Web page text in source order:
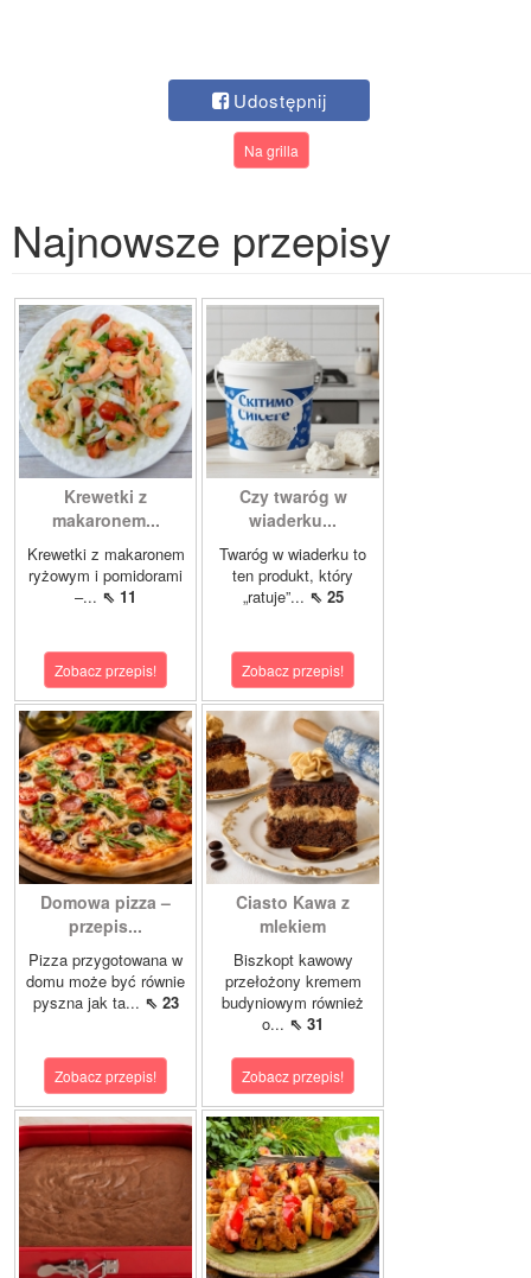
Udostępnij
Na grilla
Najnowsze przepisy
Krewetki z
makaronem...
Krewetki z makaronem
ryżowym i pomidorami
–... ⇖ 11
Zobacz przepis!
Czy twaróg w
wiaderku...
Twaróg w wiaderku to
ten produkt, który
„ratuje”... ⇖ 25
Zobacz przepis!
Domowa pizza –
przepis...
Pizza przygotowana w
domu może być równie
pyszna jak ta... ⇖ 23
Zobacz przepis!
Ciasto Kawa z
mlekiem
Biszkopt kawowy
przełożony kremem
budyniowym również
o... ⇖ 31
Zobacz przepis!